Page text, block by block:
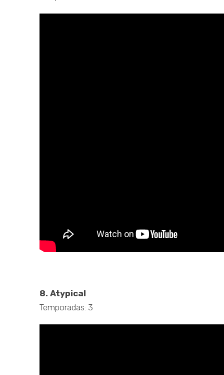
8. Atypical
Temporadas: 3